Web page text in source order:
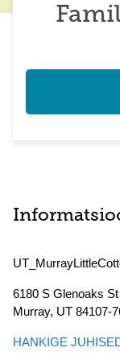
6180 S Glenoaks St
Murray, UT 84107-
HANKIGE